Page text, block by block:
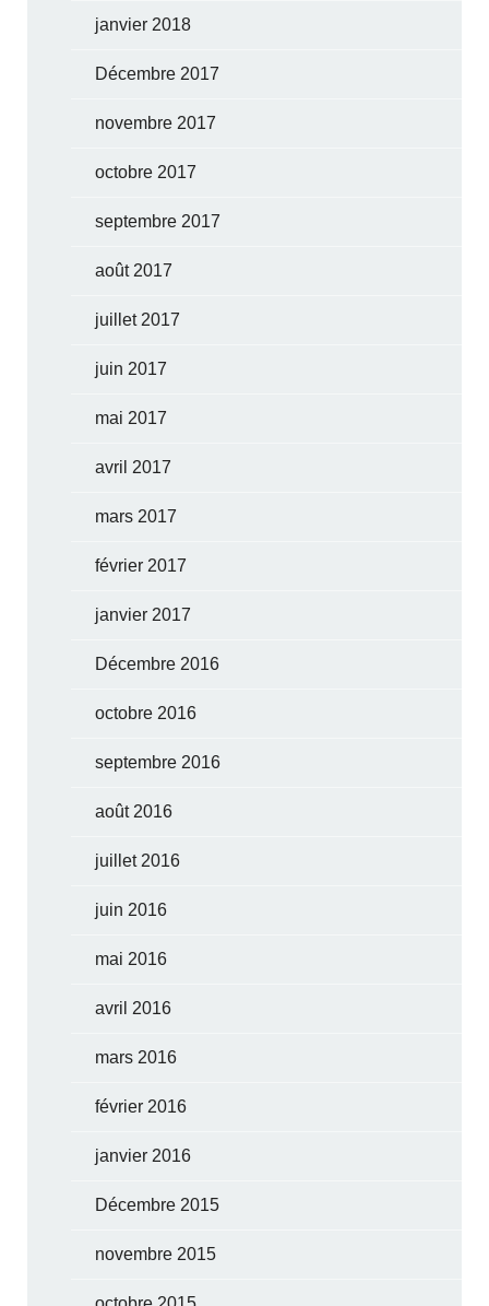
janvier 2018
Décembre 2017
novembre 2017
octobre 2017
septembre 2017
août 2017
juillet 2017
juin 2017
mai 2017
avril 2017
mars 2017
février 2017
janvier 2017
Décembre 2016
octobre 2016
septembre 2016
août 2016
juillet 2016
juin 2016
mai 2016
avril 2016
mars 2016
février 2016
janvier 2016
Décembre 2015
novembre 2015